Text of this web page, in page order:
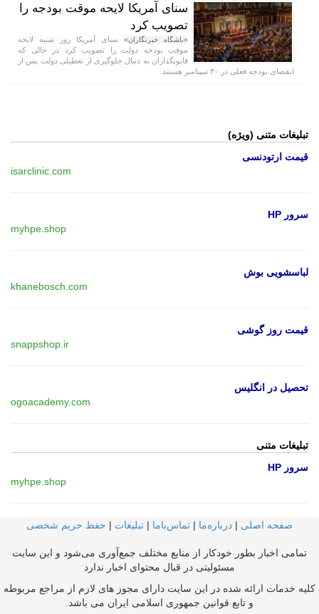
سنای آمریکا لایحه موقت بودجه را
تصویب کرد
«باشگاه خبرنگاران» سنای آمریکا روز شنبه لایحه
موقت بودجه دولت را تصویب کرد در حالی که
قانونگذاران به دنبال جلوگیری از تعطیلی دولت پس از
انقضای بودجه فعلی در ۳۰ سپتامبر هستند.
تبلیغات متنی (ویژه)
قیمت ارتودنسی
isarclinic.com
سرور HP
myhpe.shop
لباسشویی بوش
khanebosch.com
قیمت روز گوشی
snappshop.ir
تحصیل در انگلیس
ogoacademy.com
تبلیغات متنی
سرور HP
myhpe.shop
صفحه اصلی | درباره‌ما | تماس‌با‌ما | تبلیغات | حفظ حریم شخصی
تمامی اخبار بطور خودکار از منابع مختلف جمع‌آوری می‌شود و این سایت
مسئولیتی در قبال محتوای اخبار ندارد
کلیه خدمات ارائه شده در این سایت دارای مجوز های لازم از مراجع مربوطه
و تابع قوانین جمهوری اسلامی ایران می باشد.